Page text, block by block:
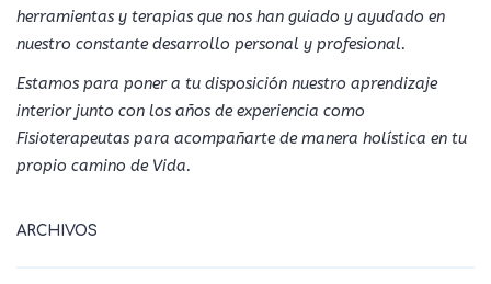
herramientas y terapias que nos han guiado y ayudado en
nuestro constante desarrollo personal y profesional.
Estamos para poner a tu disposición nuestro aprendizaje
interior junto con los años de experiencia como
Fisioterapeutas para acompañarte de manera holística en tu
propio camino de Vida.
ARCHIVOS